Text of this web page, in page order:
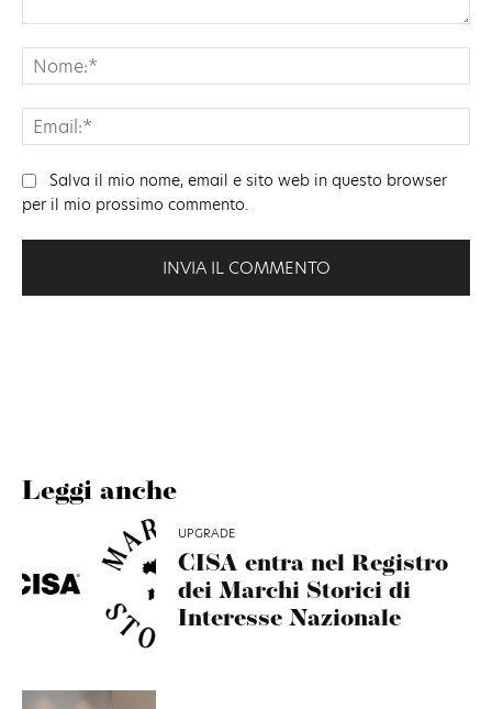
Leggi anche
UPGRADE
CISA entra nel Registro
dei Marchi Storici di
Interesse Nazionale
Salva il mio nome, email e sito web in questo browser
per il mio prossimo commento.